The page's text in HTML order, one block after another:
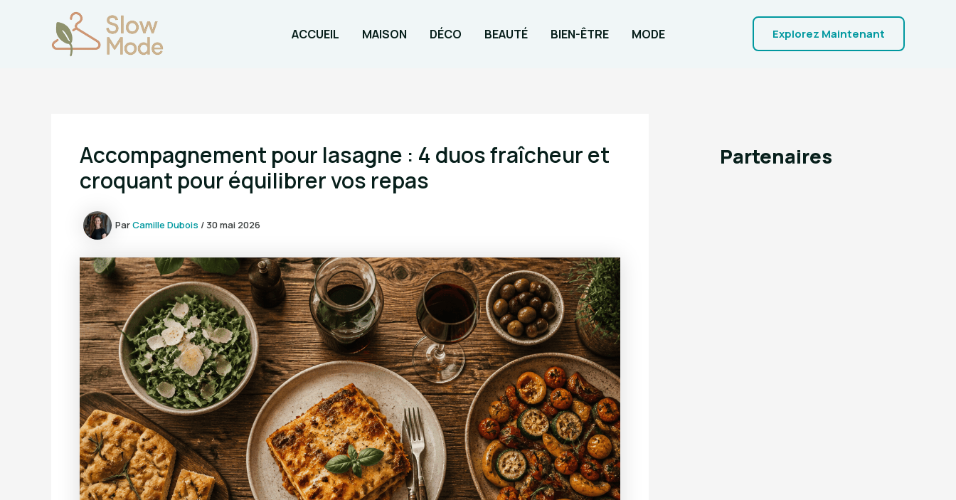
ACCUEIL MAISON DÉCO BEAUTÉ BIEN-ÊTRE MODE Explorez Maintenant
Accompagnement pour lasagne : 4 duos fraîcheur et
croquant pour équilibrer vos repas
ParCamille Dubois / 30 mai 2026
Partenaires